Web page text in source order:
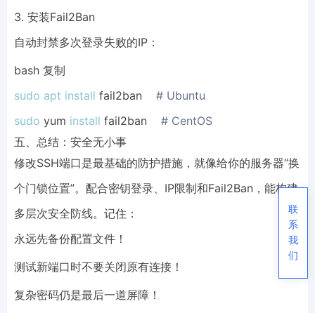
3. 安装Fail2Ban
自动封禁多次登录失败的IP：
bash 复制
sudo apt install fail2ban # Ubuntu
sudo yum install fail2ban # CentOS
五、总结：安全无小事
修改SSH端口是最基础的防护措施，就像给你的服务器“换
个门锁位置”。配合密钥登录、IP限制和Fail2Ban，能构建
多层次安全防线。记住：
永远先备份配置文件！
测试新端口时不要关闭原有连接！
复杂密码仍是最后一道屏障！
联
系
我
们